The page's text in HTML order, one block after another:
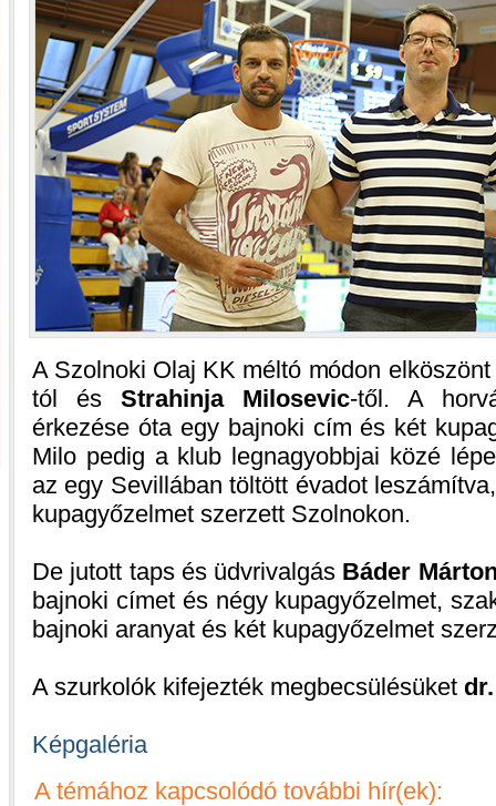
A Szolnoki Olaj KK méltó módon
tól és Strahinja Milosevic-től. A
érkezése óta egy bajnoki cím és két
Milo pedig a klub legnagyobbjai közé
az egy Sevillában töltött évadot
kupagyőzelmet szerzett Szolnokon.
De jutott taps és üdvrivalgás Báder
bajnoki címet és négy kupagyőzelmet,
bajnoki aranyat és két kupagyőzelmet
A szurkolók kifejezték megbecsülésüket
Képgaléria
A témához kapcsolódó további hír(ek):